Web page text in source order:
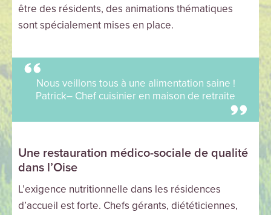
être des résidents, des animations thématiques
sont spécialement mises en place.
Nous veillons tous à une alimentation saine !
Patrick– Chef cuisinier en maison de retraite
Une restauration médico-sociale de qualité
dans l’Oise
L’exigence nutritionnelle dans les résidences
d’accueil est forte. Chefs gérants, diététiciennes,